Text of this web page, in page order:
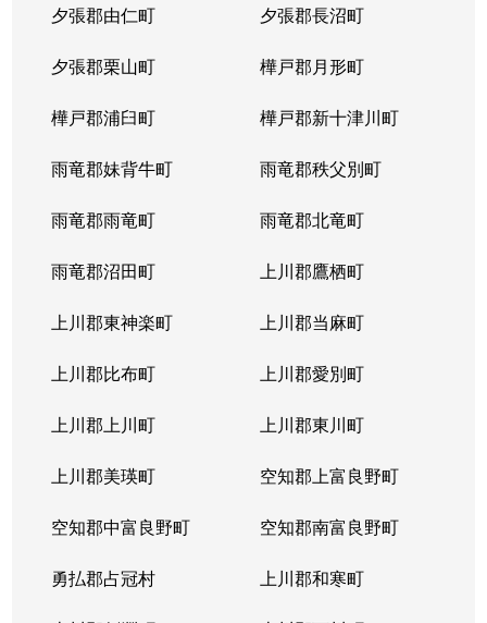
夕張郡由仁町 夕張郡長沼町
夕張郡栗山町 樺戸郡月形町
樺戸郡浦臼町 樺戸郡新十津川町
雨竜郡妹背牛町 雨竜郡秩父別町
雨竜郡雨竜町 雨竜郡北竜町
雨竜郡沼田町 上川郡鷹栖町
上川郡東神楽町 上川郡当麻町
上川郡比布町 上川郡愛別町
上川郡上川町 上川郡東川町
上川郡美瑛町 空知郡上富良野町
空知郡中富良野町 空知郡南富良野町
勇払郡占冠村 上川郡和寒町